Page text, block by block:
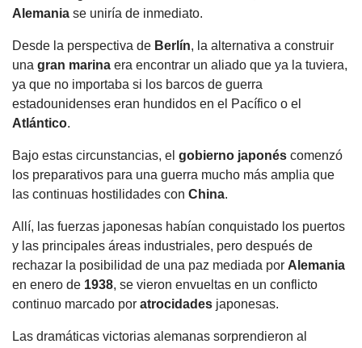
Alemania se uniría de inmediato.
Desde la perspectiva de Berlín, la alternativa a construir
una gran marina era encontrar un aliado que ya la tuviera,
ya que no importaba si los barcos de guerra
estadounidenses eran hundidos en el Pacífico o el
Atlántico.
Bajo estas circunstancias, el gobierno japonés comenzó
los preparativos para una guerra mucho más amplia que
las continuas hostilidades con China.
Allí, las fuerzas japonesas habían conquistado los puertos
y las principales áreas industriales, pero después de
rechazar la posibilidad de una paz mediada por Alemania
en enero de 1938, se vieron envueltas en un conflicto
continuo marcado por atrocidades japonesas.
Las dramáticas victorias alemanas sorprendieron al